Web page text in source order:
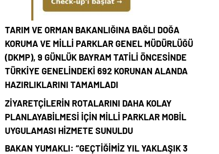
TARIM VE ORMAN BAKANLIĞINA BAĞLI DOĞA
KORUMA VE MİLLİ PARKLAR GENEL MÜDÜRLÜĞÜ
(DKMP), 9 GÜNLÜK BAYRAM TATİLİ ÖNCESİNDE
TÜRKİYE GENELİNDEKİ 692 KORUNAN ALANDA
HAZIRLIKLARINI TAMAMLADI
ZİYARETÇİLERİN ROTALARINI DAHA KOLAY
PLANLAYABİLMESİ İÇİN MİLLİ PARKLAR MOBİL
UYGULAMASI HİZMETE SUNULDU
BAKAN YUMAKLI: “GEÇTİĞİMİZ YIL YAKLAŞIK 3